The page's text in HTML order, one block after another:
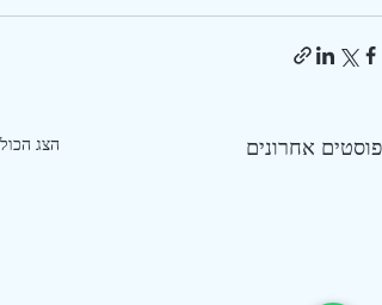
פוסטים אחרונים הצג הכול